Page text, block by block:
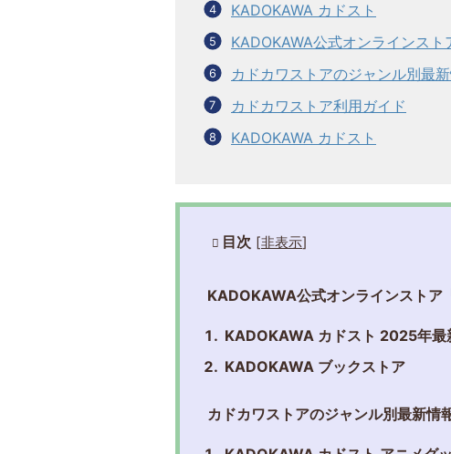
KADOKAWA カドスト
KADOKAWA公式オンラインスト
カドカワストアのジャンル別最
カドカワストア利用ガイド
KADOKAWA カドスト
目次 [非表示]
KADOKAWA公式オンラインストア
KADOKAWA カドスト 2025年最
KADOKAWA ブックストア
カドカワストアのジャンル別最新情